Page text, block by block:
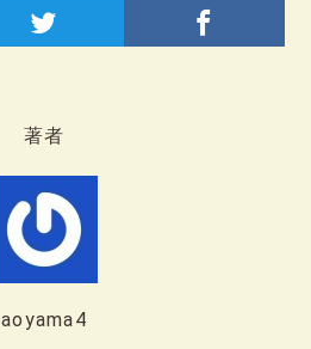
著者
aoyama4